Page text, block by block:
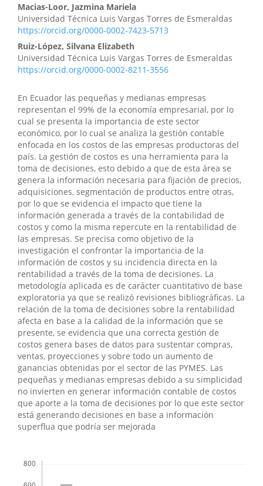
Macias-Loor, Jazmina Mariela
Universidad Técnica Luis Vargas Torres de Esmeraldas
https://orcid.org/0000-0002-7423-5713
Ruiz-López, Silvana Elizabeth
Universidad Técnica Luis Vargas Torres de Esmeraldas
https://orcid.org/0000-0002-8211-3556
En Ecuador las pequeñas y medianas empresas
representan el 99% de la economía empresarial, por lo
cual se presenta la importancia de este sector
económico, por lo cual se analiza la gestión contable
enfocada en los costos de las empresas productoras del
país. La gestión de costos es una herramienta para la
toma de decisiones, esto debido a que de esta área se
genera la información necesaria para fijación de precios,
adquisiciones, segmentación de productos entre otras,
por lo que se evidencia el impacto que tiene la
información generada a través de la contabilidad de
costos y como la misma repercute en la rentabilidad de
las empresas. Se precisa como objetivo de la
investigación el confrontar la importancia de la
información de costos y su incidencia directa en la
rentabilidad a través de la toma de decisiones. La
metodología aplicada es de carácter cuantitativo de base
exploratoria ya que se realizó revisiones bibliográficas. La
relación de la toma de decisiones sobre la rentabilidad
afecta en base a la calidad de la información que se
presente, se evidencia que una correcta gestión de
costos genera bases de datos para sustentar compras,
ventas, proyecciones y sobre todo un aumento de
ganancias obtenidas por el sector de las PYMES. Las
pequeñas y medianas empresas debido a su simplicidad
no invierten en generar información contable de costos
que aporte a la toma de decisiones por lo que este sector
está generando decisiones en base a información
superflua que podría ser mejorada